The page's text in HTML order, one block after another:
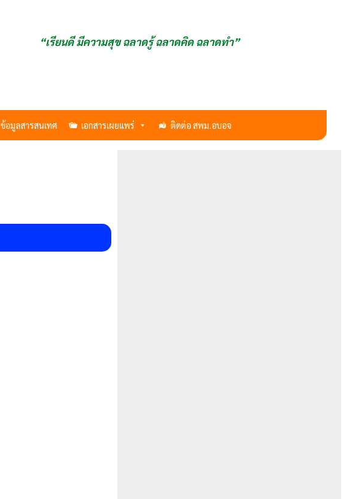
“เรียนดี มีความสุข ฉลาดรู้ ฉลาดคิด ฉลาดทำ”
ข้อมูลสารสนเทศ เอกสารเผยแพร่ ติดต่อ สพม.อบอจ